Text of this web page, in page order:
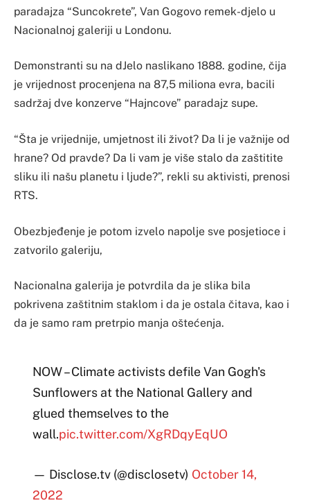
paradajza “Suncokrete”, Van Gogovo remek-djelo u
Nacionalnoj galeriji u Londonu.
Demonstranti su na dJelo naslikano 1888. godine, čija
je vrijednost procenjena na 87,5 miliona evra, bacili
sadržaj dve konzerve “Hajncove” paradajz supe.
“Šta je vrijednije, umjetnost ili život? Da li je važnije od
hrane? Od pravde? Da li vam je više stalo da zaštitite
sliku ili našu planetu i ljude?”, rekli su aktivisti, prenosi
RTS.
Obezbjeđenje je potom izvelo napolje sve posjetioce i
zatvorilo galeriju,
Nacionalna galerija je potvrdila da je slika bila
pokrivena zaštitnim staklom i da je ostala čitava, kao i
da je samo ram pretrpio manja oštećenja.
NOW – Climate activists defile Van Gogh's
Sunflowers at the National Gallery and
glued themselves to the
wall.pic.twitter.com/XgRDqyEqUO
— Disclose.tv (@disclosetv) October 14,
2022